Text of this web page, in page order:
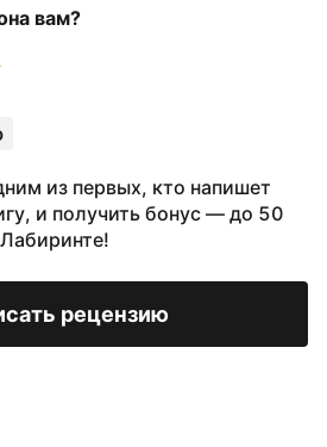
вам?
из первых, кто напишет
и получить бонус — до 50
рецензию